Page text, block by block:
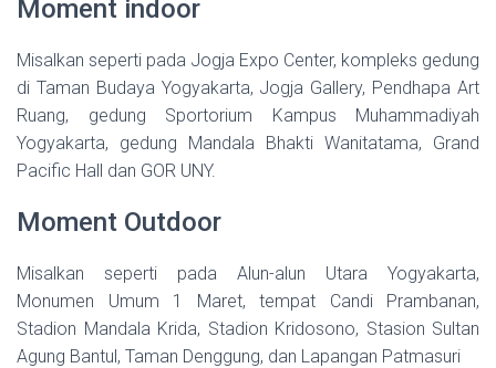
Moment indoor
Misalkan seperti pada Jogja Expo Center, kompleks gedung
di Taman Budaya Yogyakarta, Jogja Gallery, Pendhapa Art
Ruang, gedung Sportorium Kampus Muhammadiyah
Yogyakarta, gedung Mandala Bhakti Wanitatama, Grand
Pacific Hall dan GOR UNY.
Moment Outdoor
Misalkan seperti pada Alun-alun Utara Yogyakarta,
Monumen Umum 1 Maret, tempat Candi Prambanan,
Stadion Mandala Krida, Stadion Kridosono, Stasion Sultan
Agung Bantul, Taman Denggung, dan Lapangan Patmasuri